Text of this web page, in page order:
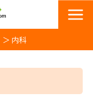
内科